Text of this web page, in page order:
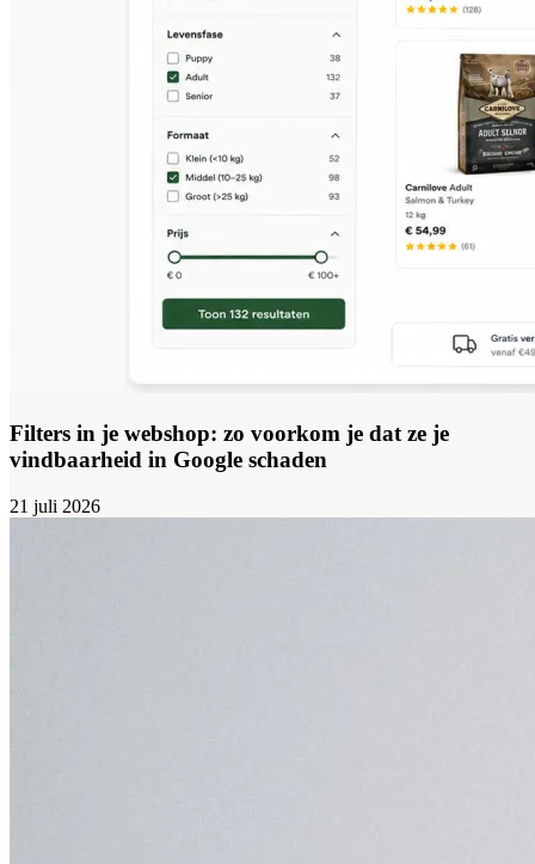
Filters in je webshop: zo voorkom je dat ze je
vindbaarheid in Google schaden
21 juli 2026